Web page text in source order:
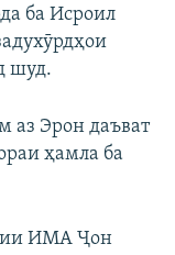
ба Исроил
шуд.
Эрон даъват
ҳамла ба
ИМА Ҷон